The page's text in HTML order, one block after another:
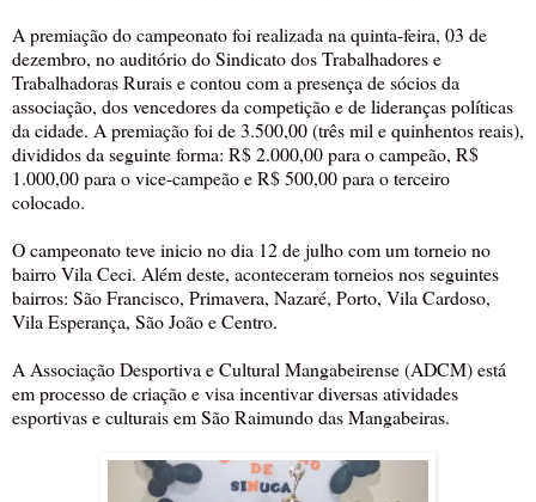
A premiação do campeonato foi realizada na quinta-feira, 03 de
dezembro, no auditório do Sindicato dos Trabalhadores e
Trabalhadoras Rurais e contou com a presença de sócios da
associação, dos vencedores da competição e de lideranças políticas
da cidade. A premiação foi de 3.500,00 (três mil e quinhentos reais),
divididos da seguinte forma: R$ 2.000,00 para o campeão, R$
1.000,00 para o vice-campeão e R$ 500,00 para o terceiro
colocado.
O campeonato teve inicio no dia 12 de julho com um torneio no
bairro Vila Ceci. Além deste, aconteceram torneios nos seguintes
bairros: São Francisco, Primavera, Nazaré, Porto, Vila Cardoso,
Vila Esperança, São João e Centro.
A Associação Desportiva e Cultural Mangabeirense (ADCM) está
em processo de criação e visa incentivar diversas atividades
esportivas e culturais em São Raimundo das Mangabeiras.